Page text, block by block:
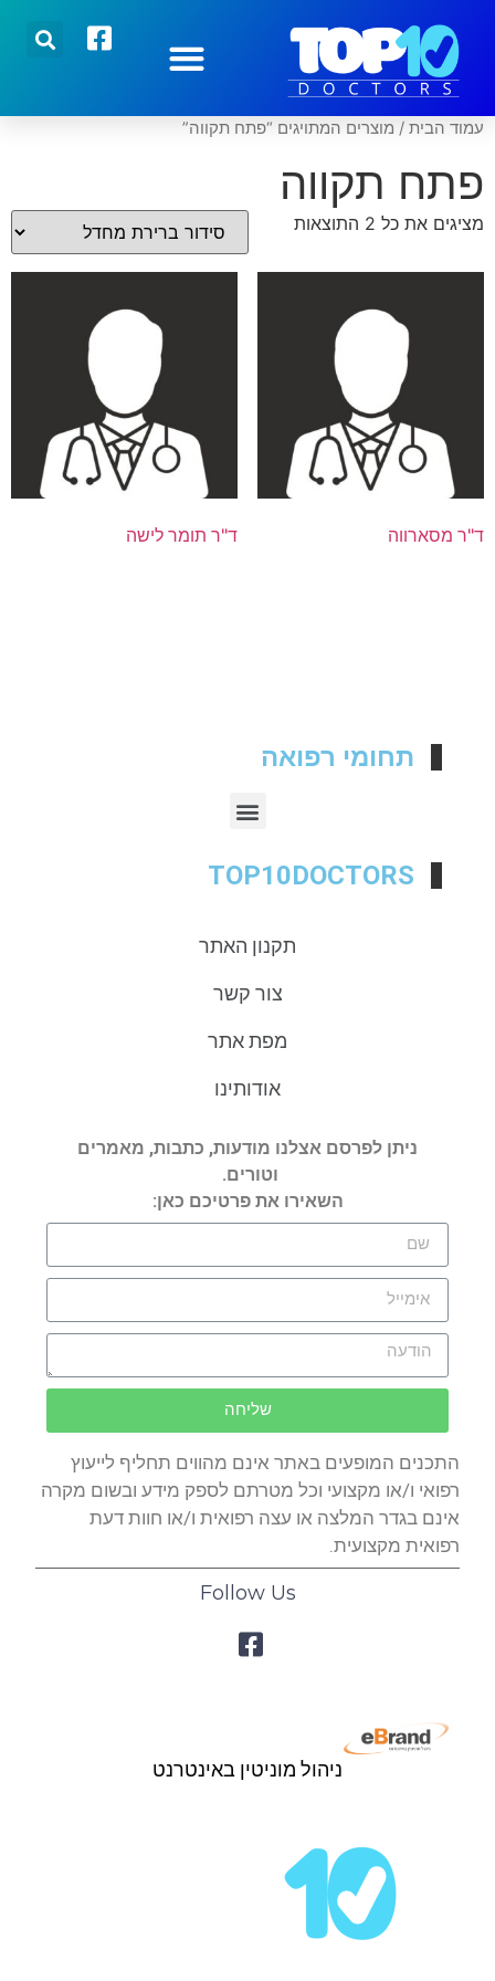
עמוד הבית / מוצרים המתויגים “פתח תקווה”
פתח תקווה
מציגים את כל ⁦2⁩ התוצאות
ד"ר מסארווה ד"ר תומר לישה
תחומי רפואה
TOP10DOCTORS
תקנון האתר
צור קשר
מפת אתר
אודותינו
ניתן לפרסם אצלנו מודעות, כתבות, מאמרים
וטורים.
השאירו את פרטיכם כאן:
שליחה
התכנים המופעים באתר אינם מהווים תחליף לייעוץ
רפואי ו/או מקצועי וכל מטרתם לספק מידע ובשום מקרה
אינם בגדר המלצה או עצה רפואית ו/או חוות דעת
רפואית מקצועית.
Follow Us
ניהול מוניטין באינטרנט